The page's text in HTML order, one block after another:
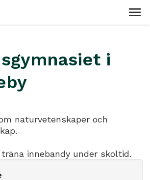
i
naturvetenskaper och
innebandy under skoltid.